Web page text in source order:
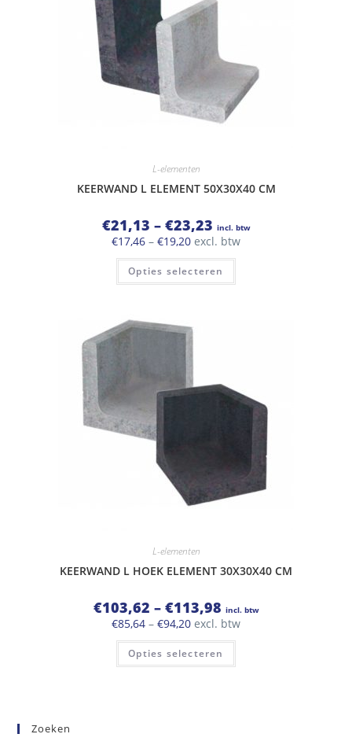
L-elementen
KEERWAND L ELEMENT 50X30X40 CM
€21,13 – €23,23Prijsklasse:
€21,13
tot
€23,23
incl. btw
€17,46 – €19,20Prijsklasse:
€17,46
tot
€19,20
excl. btw
Opties selecteren
Dit
heeft
productpagina
L-elementen
KEERWAND L HOEK ELEMENT 30X30X40 CM
€103,62 – €113,98Prijsklasse:
€103,62
tot
€113,98
incl. btw
€85,64 – €94,20Prijsklasse:
€85,64
tot
€94,20
excl. btw
Opties selecteren
Dit
heeft
Zoeken